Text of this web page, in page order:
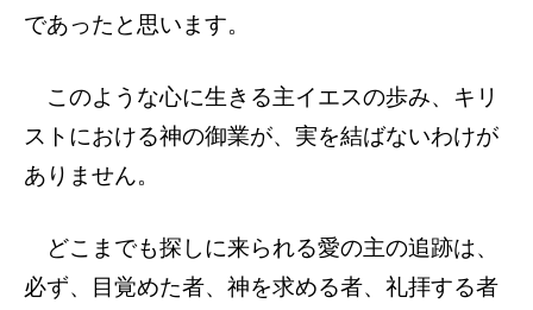
であったと思います。
このような心に生きる主イエスの歩み、キリ
ストにおける神の御業が、実を結ばないわけが
ありません。
どこまでも探しに来られる愛の主の追跡は、
必ず、目覚めた者、神を求める者、礼拝する者